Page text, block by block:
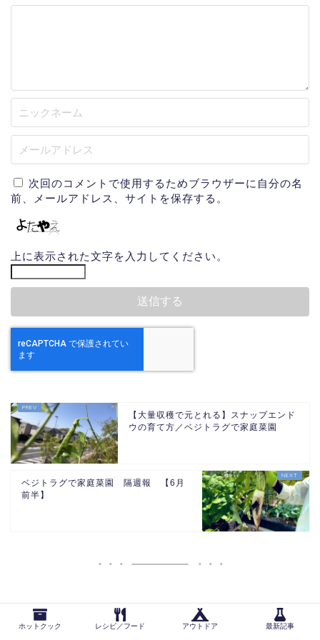
次回のコメントで使用するためブラウザーに自分の名
前、メールアドレス、サイトを保存する。
上に表示された文字を入力してください。
【大量収穫で元とれる】スナップエンド
ウの育て方／ベジトラグで家庭菜園
ベジトラグで家庭菜園 隔週報 【6月
前半】
MENU
ホットクック レシピ／フード アウトドア 最新記事